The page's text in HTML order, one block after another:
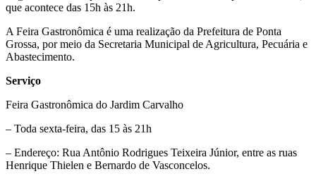
que acontece das 15h às 21h.
A Feira Gastronômica é uma realização da Prefeitura de Ponta
Grossa, por meio da Secretaria Municipal de Agricultura, Pecuária e
Abastecimento.
Serviço
Feira Gastronômica do Jardim Carvalho
– Toda sexta-feira, das 15 às 21h
– Endereço: Rua Antônio Rodrigues Teixeira Júnior, entre as ruas
Henrique Thielen e Bernardo de Vasconcelos.